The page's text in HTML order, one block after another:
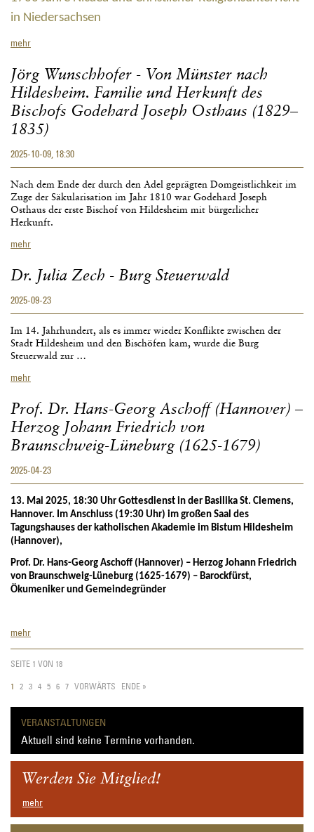
der
Bistümer
der
Deutschland
1971-
1975
in Niedersachsen
mehrÖkumenische
Religion
unterrichten.
Gemeinsam.
Christlich.
Jörg Wunschhofer - Von Münster nach
Hildesheim. Familie und Herkunft des
Bischofs Godehard Joseph Osthaus (1829–
1835)
2025-10-09, 18:30
Nach dem Ende der durch den Adel geprägten Domgeistlichkeit im
Zuge der Säkularisation im Jahr 1810 war Godehard Joseph
Osthaus der erste Bischof von Hildesheim mit bürgerlicher
Herkunft.
mehrJörg
Von
Münster
nach
Familie
und
Herkunft
Bischofs
Joseph
Osthaus
(1829–
1835)
Dr. Julia Zech - Burg Steuerwald
2025-09-23
Im 14. Jahrhundert, als es immer wieder Konflikte zwischen der
Stadt Hildesheim und den Bischöfen kam, wurde die Burg
Steuerwald zur …
mehrDr.
Zech
-
Burg
Steuerwald
Prof. Dr. Hans-Georg Aschoff (Hannover) –
Herzog Johann Friedrich von
Braunschweig-Lüneburg (1625-1679)
2025-04-23
13. Mai 2025, 18:30 Uhr Gottesdienst in der Basilika St. Clemens,
Hannover. Im Anschluss (19:30 Uhr) im großen Saal des
Tagungshauses der katholischen Akademie im Bistum Hildesheim
(Hannover),
Prof. Dr. Hans-Georg Aschoff (Hannover) – Herzog Johann Friedrich
von Braunschweig-Lüneburg (1625-1679) – Barockfürst,
Ökumeniker und Gemeindegründer
mehrProf.
Georg
Aschoff
–
Herzog
Johann
Friedrich
von
Braunschweig-
Lüneburg
(1625-
1679)
SEITE 1 VON 18
1 2 3 4 5 6 7 VORWÄRTS ENDE »
VERANSTALTUNGEN
Aktuell sind keine Termine vorhanden.
Werden Sie Mitglied!
mehr